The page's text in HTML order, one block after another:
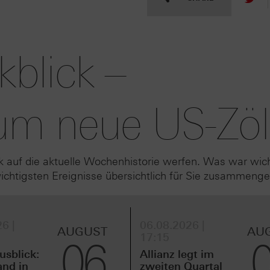
–
neue US-
die aktuelle Wochenhistorie werfen. Was war
Ereignisse übersichtlich für Sie
in
AUGUST
Allianz legt im
zweiten Quartal